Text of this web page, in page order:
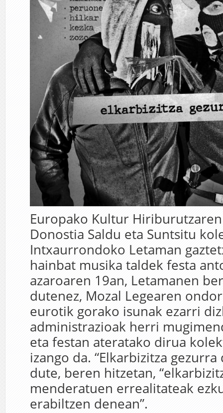
Europako Kultur
Donostia Saldu eta Suntsitu
Intxaurrondoko Letaman
hainbat musika taldek festa
azaroaren 19an, Letamanen
dutenez, Mozal Legearen
eurotik gorako isunak ezarri
administrazioak herri
eta festan ateratako dirua
izango da. “Elkarbizitza
dute, beren hitzetan,
menderatuen errealitateak
erabiltzen denean”.